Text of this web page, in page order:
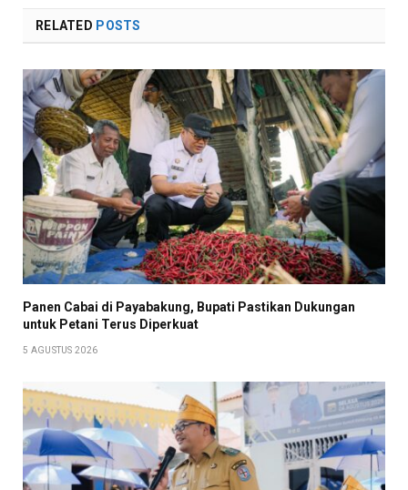
RELATED POSTS
Panen Cabai di Payabakung, Bupati Pastikan Dukungan
untuk Petani Terus Diperkuat
5 AGUSTUS 2026